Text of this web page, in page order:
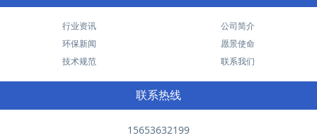
行业资讯
环保新闻
技术规范
公司简介
愿景使命
联系我们
联系热线
15653632199